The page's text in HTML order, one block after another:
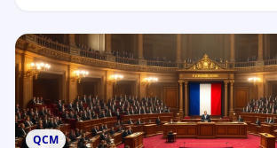
QCM